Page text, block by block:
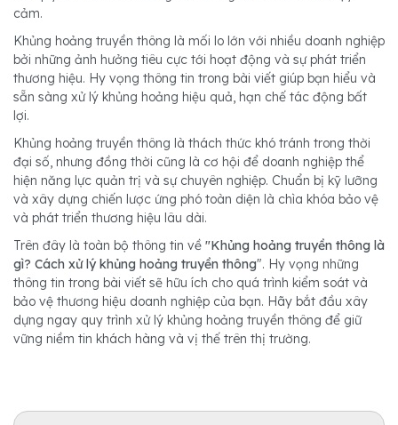
cảm.
Khủng hoảng truyền thông là mối lo lớn với nhiều doanh nghiệp
bởi những ảnh hưởng tiêu cực tới hoạt động và sự phát triển
thương hiệu. Hy vọng thông tin trong bài viết giúp bạn hiểu và
sẵn sàng xử lý khủng hoảng hiệu quả, hạn chế tác động bất
lợi.
Khủng hoảng truyền thông là thách thức khó tránh trong thời
đại số, nhưng đồng thời cũng là cơ hội để doanh nghiệp thể
hiện năng lực quản trị và sự chuyên nghiệp. Chuẩn bị kỹ lưỡng
và xây dựng chiến lược ứng phó toàn diện là chìa khóa bảo vệ
và phát triển thương hiệu lâu dài.
Trên đây là toàn bộ thông tin về "Khủng hoảng truyền thông là
gì? Cách xử lý khủng hoảng truyền thông". Hy vọng những
thông tin trong bài viết sẽ hữu ích cho quá trình kiểm soát và
bảo vệ thương hiệu doanh nghiệp của bạn. Hãy bắt đầu xây
dựng ngay quy trình xử lý khủng hoảng truyền thông để giữ
vững niềm tin khách hàng và vị thế trên thị trường.